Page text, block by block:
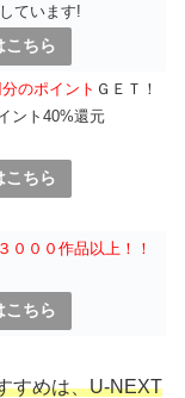
ています!
こちら
のポイント ＧＥＴ！
ント40%還元
こちら
０００作品以上！！
こちら
すめは、U-NEXT